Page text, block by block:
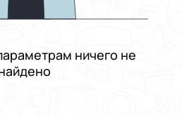
ничего не